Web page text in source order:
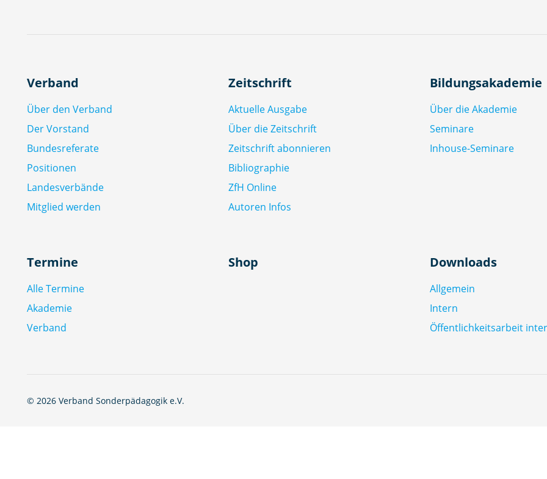
Verband
Über den Verband
Der Vorstand
Bundesreferate
Positionen
Landesverbände
Mitglied werden
Zeitschrift
Aktuelle Ausgabe
Über die Zeitschrift
Zeitschrift abonnieren
Bibliographie
ZfH Online
Autoren Infos
Bildungsakademie
Über die Akademie
Seminare
Inhouse-Seminare
Termine
Alle Termine
Akademie
Verband
Shop Downloads
Allgemein
Intern
Öffentlichkeitsarbeit
© 2026 Verband Sonderpädagogik e.V.